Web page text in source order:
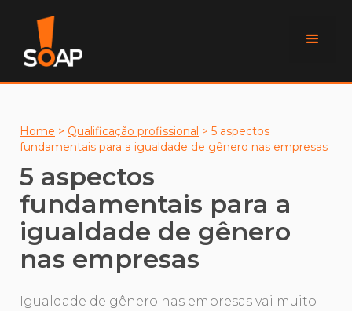
Home > Qualificação profissional > 5 aspectos
fundamentais para a igualdade de gênero nas empresas
5 aspectos
fundamentais para a
igualdade de gênero
nas empresas
Igualdade de gênero nas empresas vai muito